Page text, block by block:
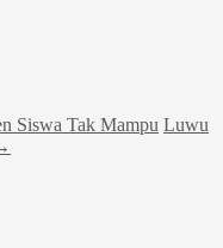
Siswa Tak Mampu Luwu